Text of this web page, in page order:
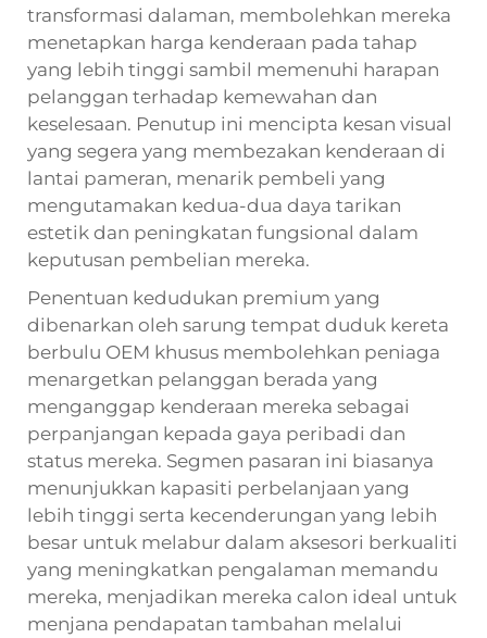
transformasi dalaman, membolehkan mereka
menetapkan harga kenderaan pada tahap
yang lebih tinggi sambil memenuhi harapan
pelanggan terhadap kemewahan dan
keselesaan. Penutup ini mencipta kesan visual
yang segera yang membezakan kenderaan di
lantai pameran, menarik pembeli yang
mengutamakan kedua-dua daya tarikan
estetik dan peningkatan fungsional dalam
keputusan pembelian mereka.
Penentuan kedudukan premium yang
dibenarkan oleh sarung tempat duduk kereta
berbulu OEM khusus membolehkan peniaga
menargetkan pelanggan berada yang
menganggap kenderaan mereka sebagai
perpanjangan kepada gaya peribadi dan
status mereka. Segmen pasaran ini biasanya
menunjukkan kapasiti perbelanjaan yang
lebih tinggi serta kecenderungan yang lebih
besar untuk melabur dalam aksesori berkualiti
yang meningkatkan pengalaman memandu
mereka, menjadikan mereka calon ideal untuk
menjana pendapatan tambahan melalui